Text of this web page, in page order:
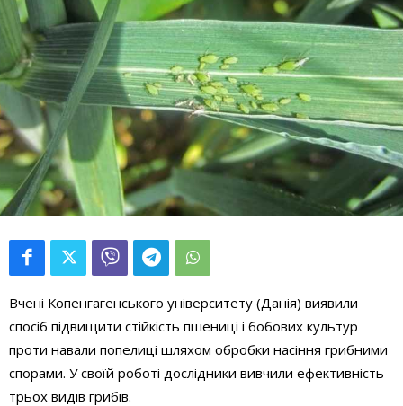
Вчені Копенгагенського університету (Данія) виявили
спосіб підвищити стійкість пшениці і бобових культур
проти навали попелиці шляхом обробки насіння грибними
спорами. У своїй роботі дослідники вивчили ефективність
трьох видів грибів.